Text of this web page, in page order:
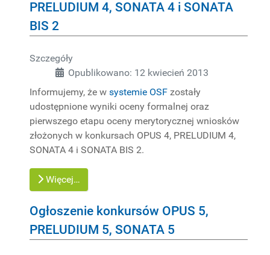
PRELUDIUM 4, SONATA 4 i SONATA
BIS 2
Szczegóły
Opublikowano: 12 kwiecień 2013
Informujemy, że w systemie OSF zostały
udostępnione wyniki oceny formalnej oraz
pierwszego etapu oceny merytorycznej wniosków
złożonych w konkursach OPUS 4, PRELUDIUM 4,
SONATA 4 i SONATA BIS 2.
Więcej…
Ogłoszenie konkursów OPUS 5,
PRELUDIUM 5, SONATA 5